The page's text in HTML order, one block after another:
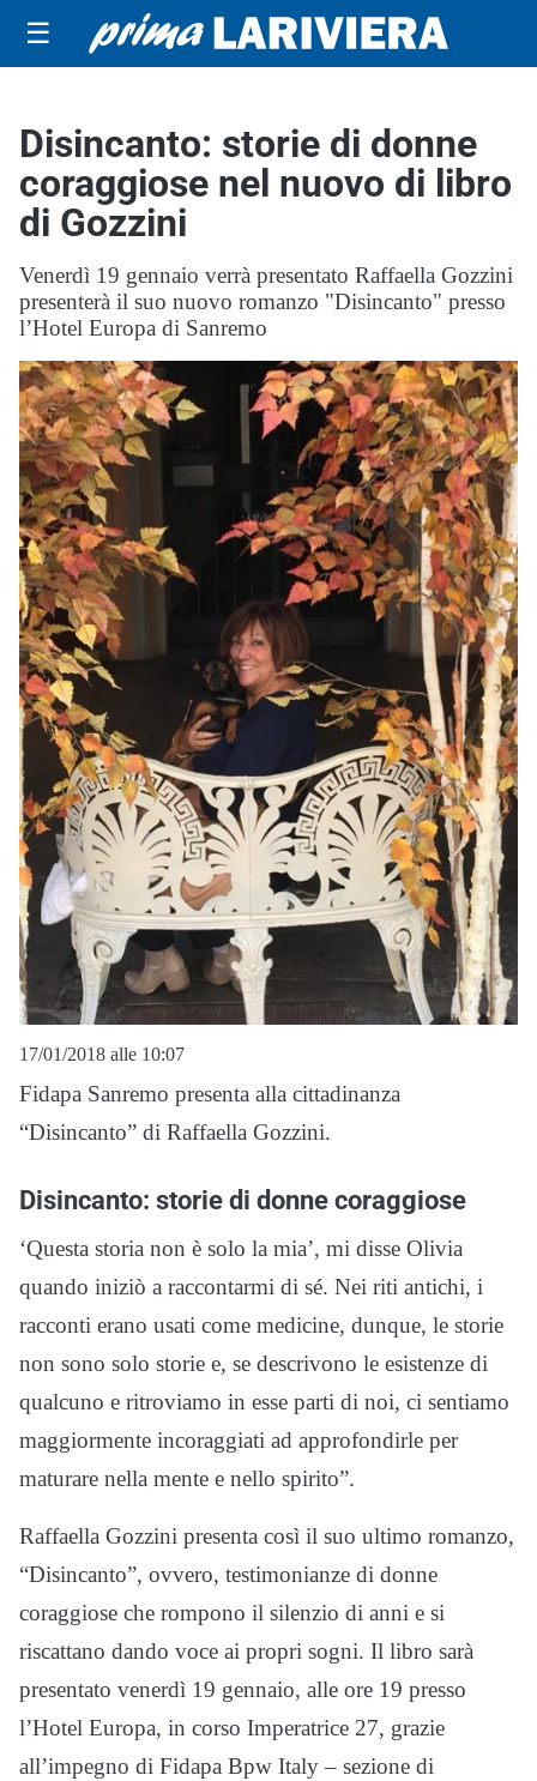
☰
Disincanto: storie di donne
coraggiose nel nuovo di libro
di Gozzini
Venerdì 19 gennaio verrà presentato Raffaella Gozzini
presenterà il suo nuovo romanzo "Disincanto" presso
l’Hotel Europa di Sanremo
17/01/2018 alle 10:07
Fidapa Sanremo presenta alla cittadinanza
“Disincanto” di Raffaella Gozzini.
Disincanto: storie di donne coraggiose
‘Questa storia non è solo la mia’, mi disse Olivia
quando iniziò a raccontarmi di sé. Nei riti antichi, i
racconti erano usati come medicine, dunque, le storie
non sono solo storie e, se descrivono le esistenze di
qualcuno e ritroviamo in esse parti di noi, ci sentiamo
maggiormente incoraggiati ad approfondirle per
maturare nella mente e nello spirito”.
Raffaella Gozzini presenta così il suo ultimo romanzo,
“Disincanto”, ovvero, testimonianze di donne
coraggiose che rompono il silenzio di anni e si
riscattano dando voce ai propri sogni. Il libro sarà
presentato venerdì 19 gennaio, alle ore 19 presso
l’Hotel Europa, in corso Imperatrice 27, grazie
all’impegno di Fidapa Bpw Italy – sezione di